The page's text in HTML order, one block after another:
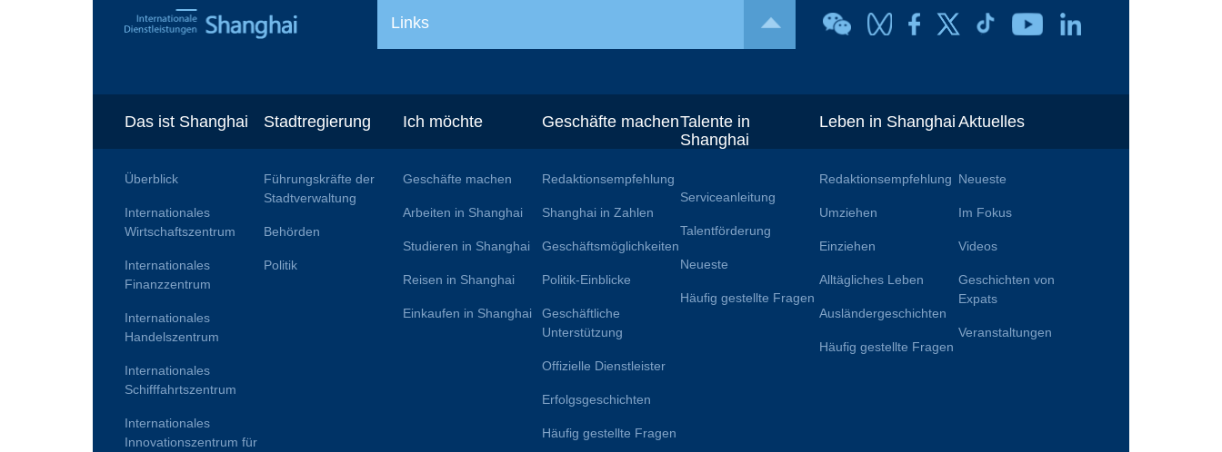
Links
Das ist Shanghai
Überblick
Internationales
Wirtschaftszentrum
Internationales
Finanzzentrum
Internationales
Handelszentrum
Internationales
Schifffahrtszentrum
Internationales
Innovationszentrum für
Stadtregierung
Führungskräfte der
Stadtverwaltung
Behörden
Politik
Ich möchte
Geschäfte machen
Arbeiten in Shanghai
Studieren in Shanghai
Reisen in Shanghai
Einkaufen in Shanghai
Geschäfte machen
Redaktionsempfehlung
Shanghai in Zahlen
Geschäftsmöglichkeiten
Politik-Einblicke
Geschäftliche
Unterstützung
Offizielle Dienstleister
Erfolgsgeschichten
Häufig gestellte Fragen
Talente in
Shanghai
Serviceanleitung
Talentförderung
Neueste
Häufig gestellte Fragen
Leben in Shanghai
Redaktionsempfehlung
Umziehen
Einziehen
Alltägliches Leben
Ausländergeschichten
Häufig gestellte Fragen
Aktuelles
Neueste
Im Fokus
Videos
Geschichten von
Expats
Veranstaltungen